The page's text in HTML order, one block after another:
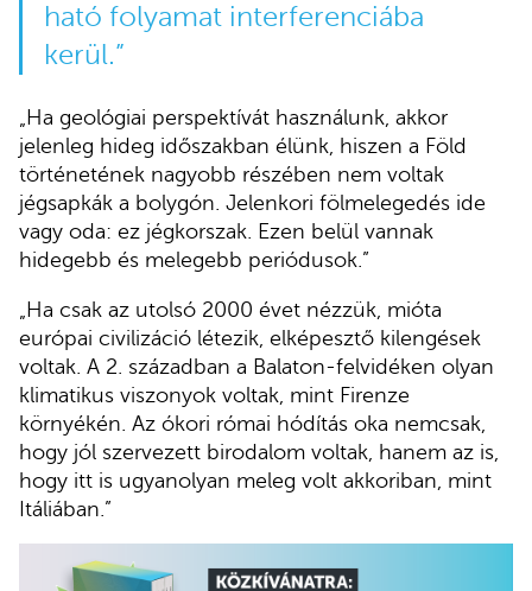
ható folyamat interferenciába
kerül.”
„Ha geológiai perspektívát használunk, akkor
jelenleg hideg időszakban élünk, hiszen a Föld
történetének nagyobb részében nem voltak
jégsapkák a bolygón. Jelenkori fölmelegedés ide
vagy oda: ez jégkorszak. Ezen belül vannak
hidegebb és melegebb periódusok.”
„Ha csak az utolsó 2000 évet nézzük, mióta
európai civilizáció létezik, elképesztő kilengések
voltak. A 2. században a Balaton-felvidéken olyan
klimatikus viszonyok voltak, mint Firenze
környékén. Az ókori római hódítás oka nemcsak,
hogy jól szervezett birodalom voltak, hanem az is,
hogy itt is ugyanolyan meleg volt akkoriban, mint
Itáliában.”